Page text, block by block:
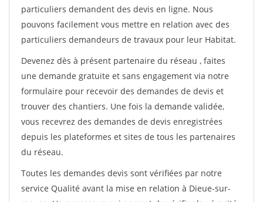
particuliers demandent des devis en ligne. Nous
pouvons facilement vous mettre en relation avec des
particuliers demandeurs de travaux pour leur Habitat.
Devenez dès à présent partenaire du réseau , faites
une demande gratuite et sans engagement via notre
formulaire pour recevoir des demandes de devis et
trouver des chantiers. Une fois la demande validée,
vous recevrez des demandes de devis enregistrées
depuis les plateformes et sites de tous les partenaires
du réseau.
Toutes les demandes devis sont vérifiées par notre
service Qualité avant la mise en relation à Dieue-sur-